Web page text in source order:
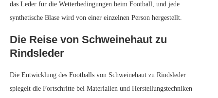
das Leder für die Wetterbedingungen beim Football, und jede
synthetische Blase wird von einer einzelnen Person hergestellt.
Die Reise von Schweinehaut zu
Rindsleder
Die Entwicklung des Footballs von Schweinehaut zu Rindsleder
spiegelt die Fortschritte bei Materialien und Herstellungstechniken